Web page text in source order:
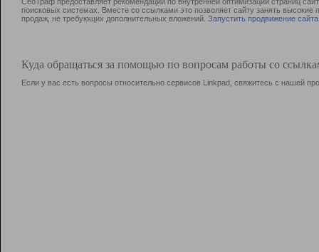
СеоТраф предоставляет рекомендации по внутренней оптимизации страниц
поисковых системах. Вместе со ссылками это позволяет сайту занять
продаж, не требующих дополнительных вложений. Запустить продвижение сайта
Куда обращаться за помощью по вопросам работы со
Если у вас есть вопросы относительно сервисов Linkpad, свяжитесь с нашей